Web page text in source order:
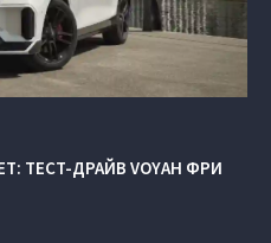
ТЕСТ-ДРАЙВ VOYAH ФРИ